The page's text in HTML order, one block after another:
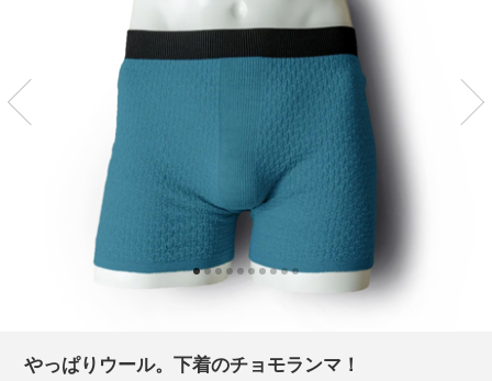
やっぱりウール。下着のチョモランマ！